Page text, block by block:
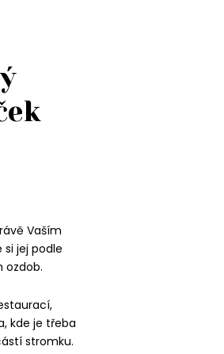
Vaším
jej podle
ozdob.
kde je třeba
stromku.